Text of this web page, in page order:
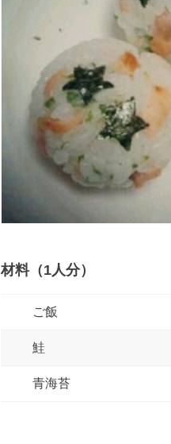
材料（1人分）
ご飯
鮭
青海苔